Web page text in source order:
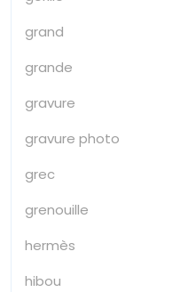
grand
grande
gravure
gravure photo
grec
grenouille
hermès
hibou